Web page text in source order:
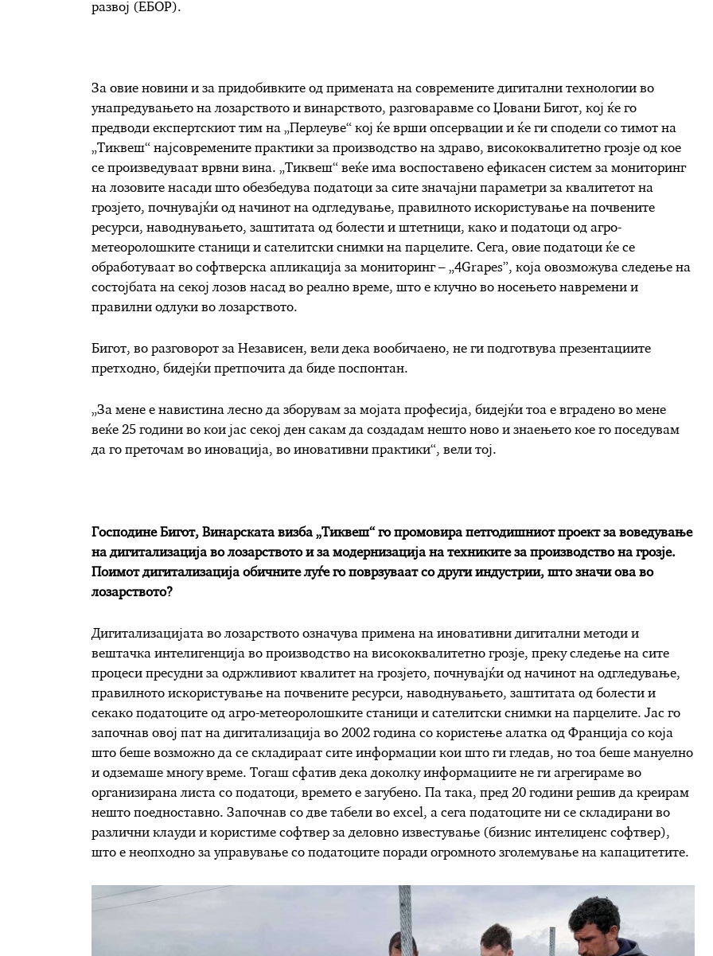
развој (ЕБОР).
За овие новини и за придобивките од примената на современите дигитални технологии во
унапредувањето на лозарството и винарството, разговаравме со Џовани Бигот, кој ќе го
предводи експертскиот тим на „Перлеуве“ кој ќе врши опсервации и ќе ги сподели со тимот на
„Тиквеш“ најсовремените практики за производство на здраво, висококвалитетно грозје од кое
се произведуваат врвни вина. „Тиквеш“ веќе има воспоставено ефикасен систем за мониторинг
на лозовите насади што обезбедува податоци за сите значајни параметри за квалитетот на
грозјето, почнувајќи од начинот на одгледување, правилното искористување на почвените
ресурси, наводнувањето, заштитата од болести и штетници, како и податоци од агро-
метеоролошките станици и сателитски снимки на парцелите. Сега, овие податоци ќе се
обработуваат во софтверска апликација за мониторинг – „4Grapes”, која овозможува следење на
состојбата на секој лозов насад во реално време, што е клучно во носењето навремени и
правилни одлуки во лозарството.
Бигот, во разговорот за Независен, вели дека вообичаено, не ги подготвува презентациите
претходно, бидејќи претпочита да биде поспонтан.
„За мене е навистина лесно да зборувам за мојата професија, бидејќи тоа е вградено во мене
веќе 25 години во кои јас секој ден сакам да создадам нешто ново и знаењето кое го поседувам
да го преточам во иновација, во иновативни практики“, вели тој.
Господине Бигот, Винарската визба „Тиквеш“ го промовира петгодишниот проект за воведување
на дигитализација во лозарството и за модернизација на техниките за производство на грозје.
Поимот дигитализација обичните луѓе го поврзуваат со други индустрии, што значи ова во
лозарството?
Дигитализацијата во лозарството означува примена на иновативни дигитални методи и
вештачка интелигенција во производство на висококвалитетно грозје, преку следење на сите
процеси пресудни за одржливиот квалитет на грозјето, почнувајќи од начинот на одгледување,
правилното искористување на почвените ресурси, наводнувањето, заштитата од болести и
секако податоците од агро-метеоролошките станици и сателитски снимки на парцелите. Јас го
започнав овој пат на дигитализација во 2002 година со користење алатка од Франција со која
што беше возможно да се складираат сите информации кои што ги гледав, но тоа беше мануелно
и одземаше многу време. Тогаш сфатив дека доколку информациите не ги агрегираме во
организирана листа со податоци, времето е загубено. Па така, пред 20 години решив да креирам
нешто поедноставно. Започнав со две табели во excel, а сега податоците ни се складирани во
различни клауди и користиме софтвер за деловно известување (бизнис интелиџенс софтвер),
што е неопходно за управување со податоците поради огромното зголемување на капацитетите.